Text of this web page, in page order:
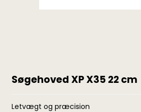
Søgehoved XP X35 22 cm
Letvægt og præcision